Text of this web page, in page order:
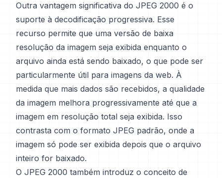
Outra vantagem significativa do JPEG 2000 é o
suporte à decodificação progressiva. Esse
recurso permite que uma versão de baixa
resolução da imagem seja exibida enquanto o
arquivo ainda está sendo baixado, o que pode ser
particularmente útil para imagens da web. À
medida que mais dados são recebidos, a qualidade
da imagem melhora progressivamente até que a
imagem em resolução total seja exibida. Isso
contrasta com o formato JPEG padrão, onde a
imagem só pode ser exibida depois que o arquivo
inteiro for baixado.
O JPEG 2000 também introduz o conceito de